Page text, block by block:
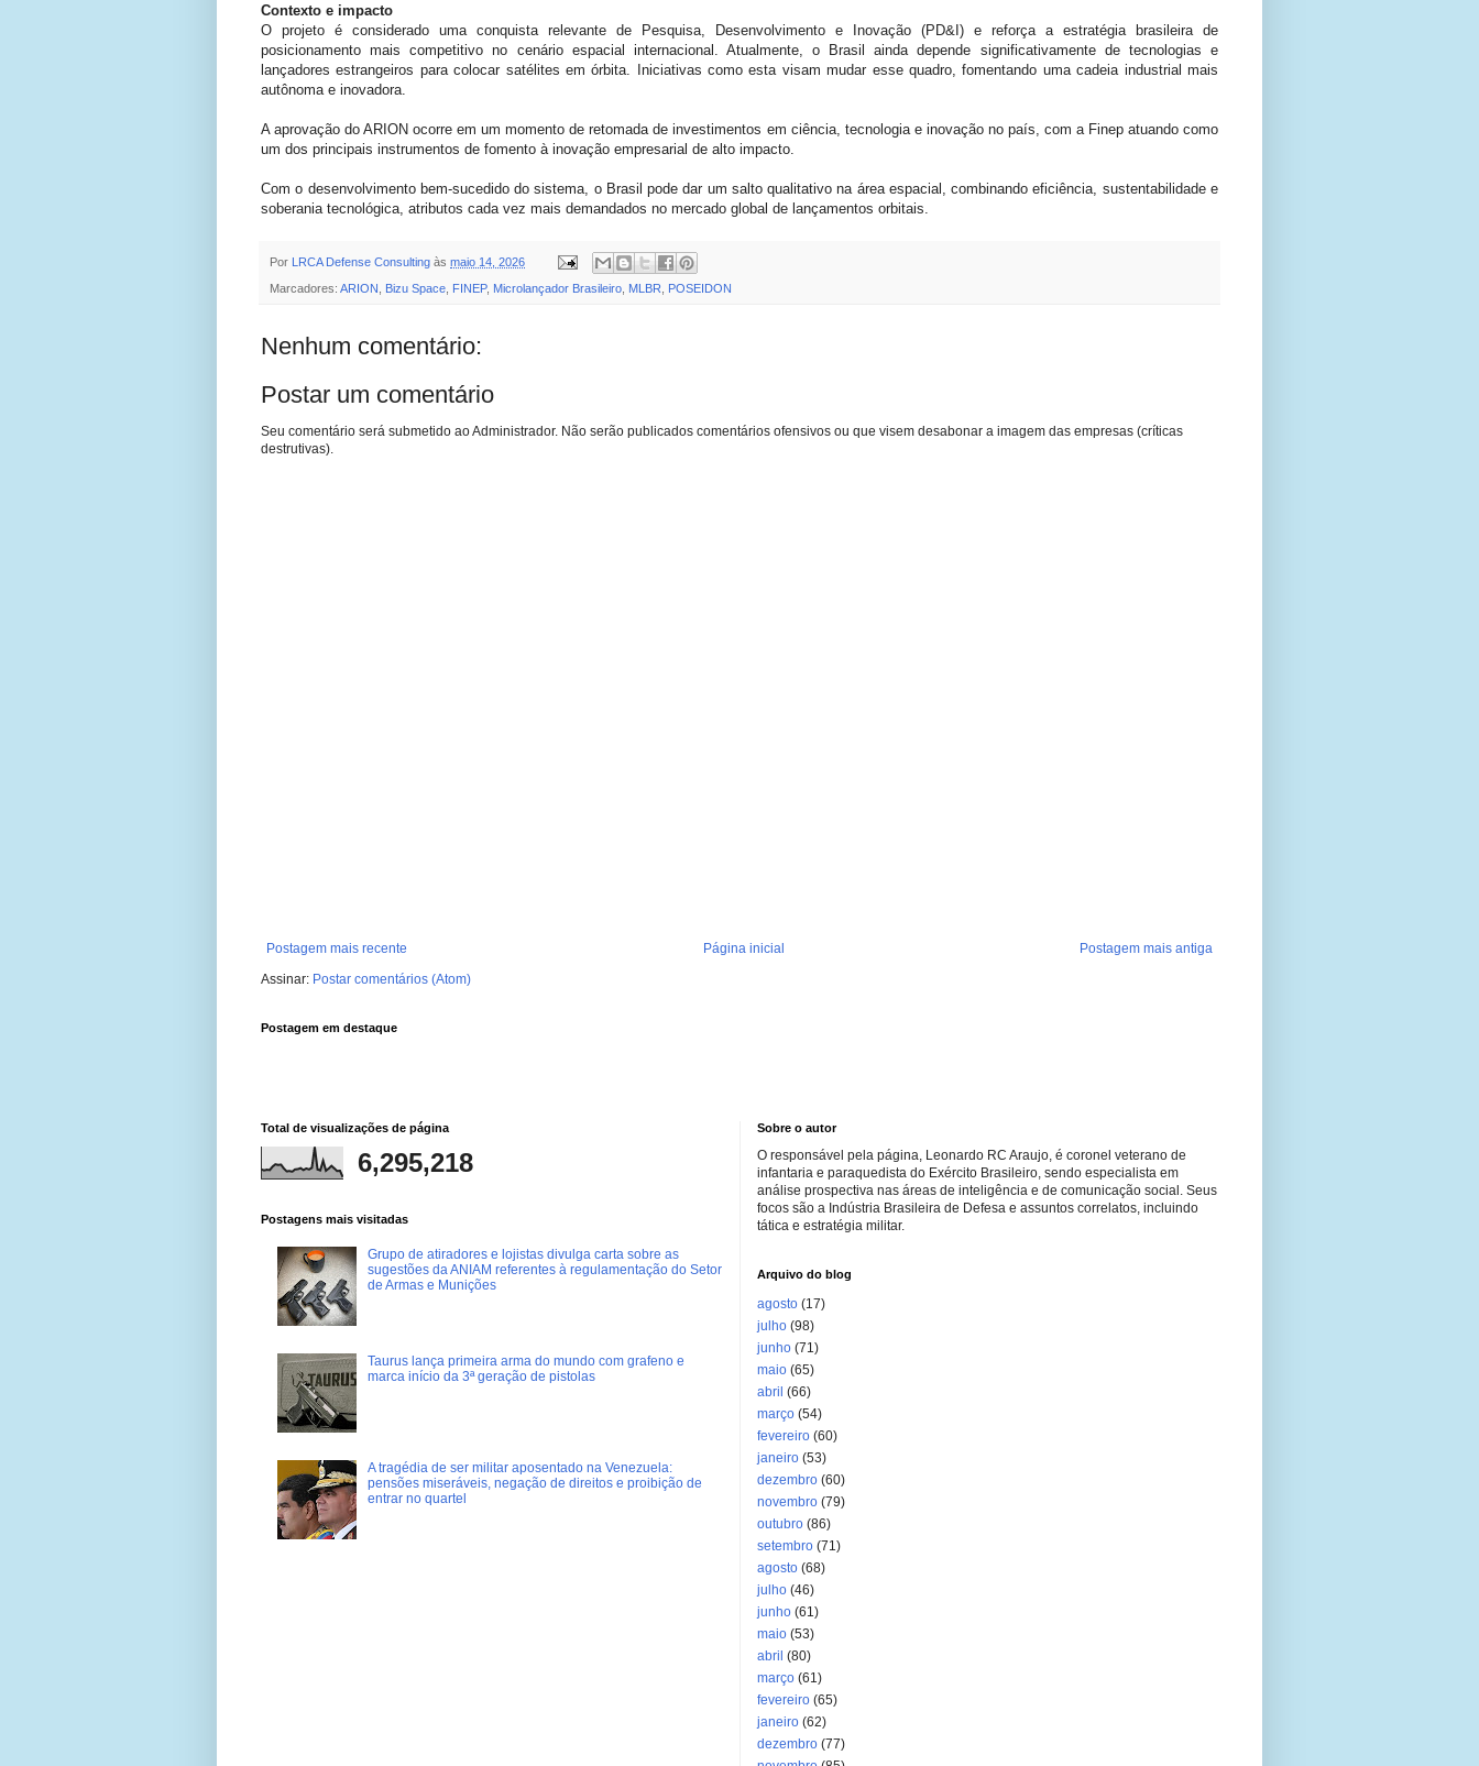
Contexto e impacto
O projeto é considerado uma conquista relevante de Pesquisa, Desenvolvimento e Inovação (PD&I) e reforça a estratégia brasileira de
posicionamento mais competitivo no cenário espacial internacional. Atualmente, o Brasil ainda depende significativamente de tecnologias e
lançadores estrangeiros para colocar satélites em órbita. Iniciativas como esta visam mudar esse quadro, fomentando uma cadeia industrial mais
autônoma e inovadora.
A aprovação do ARION ocorre em um momento de retomada de investimentos em ciência, tecnologia e inovação no país, com a Finep atuando como
um dos principais instrumentos de fomento à inovação empresarial de alto impacto.
Com o desenvolvimento bem-sucedido do sistema, o Brasil pode dar um salto qualitativo na área espacial, combinando eficiência, sustentabilidade e
soberania tecnológica, atributos cada vez mais demandados no mercado global de lançamentos orbitais.
Por LRCA Defense Consulting às maio 14, 2026
Marcadores: ARION Bizu Space FINEP, Microlançador Brasileiro MLBR POSEIDON
Nenhum comentário:
Postar um comentário
Seu comentário será submetido ao Administrador. Não serão publicados comentários ofensivos ou que visem desabonar a imagem das empresas (críticas
destrutivas).
Postagem mais recente Postagem mais antiga
Página inicial
Assinar: Postar comentários (Atom)
Postagem em destaque
Total de visualizações de página
6,295,218
Postagens mais visitadas
Grupo de atiradores e lojistas divulga carta sobre as
sugestões da ANIAM referentes à regulamentação do Setor
de Armas e Munições
Taurus lança primeira arma do mundo com grafeno e
marca início da 3ª geração de pistolas
A tragédia de ser militar aposentado na Venezuela:
pensões miseráveis, negação de direitos e proibição de
entrar no quartel
Sobre o autor
O responsável pela página, Leonardo RC Araujo, é coronel veterano de
infantaria e paraquedista do Exército Brasileiro, sendo especialista em
análise prospectiva nas áreas de inteligência e de comunicação social. Seus
focos são a Indústria Brasileira de Defesa e assuntos correlatos, incluindo
tática e estratégia militar.
Arquivo do blog
agosto (17)
julho (98)
junho (71)
maio (65)
abril (66)
março (54)
fevereiro (60)
janeiro (53)
dezembro (60)
novembro (79)
outubro (86)
setembro (71)
agosto (68)
julho (46)
junho (61)
maio (53)
abril (80)
março (61)
fevereiro (65)
janeiro (62)
dezembro (77)